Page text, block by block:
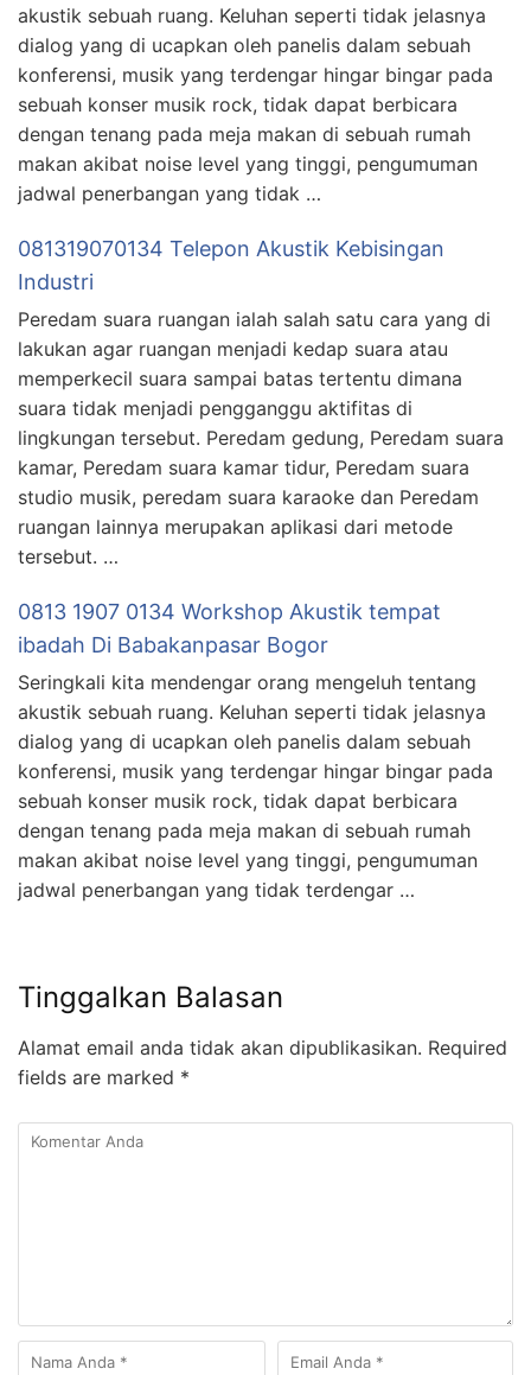
akustik sebuah ruang. Keluhan seperti tidak jelasnya
dialog yang di ucapkan oleh panelis dalam sebuah
konferensi, musik yang terdengar hingar bingar pada
sebuah konser musik rock, tidak dapat berbicara
dengan tenang pada meja makan di sebuah rumah
makan akibat noise level yang tinggi, pengumuman
jadwal penerbangan yang tidak …
081319070134 Telepon Akustik Kebisingan
Industri
Peredam suara ruangan ialah salah satu cara yang di
lakukan agar ruangan menjadi kedap suara atau
memperkecil suara sampai batas tertentu dimana
suara tidak menjadi pengganggu aktifitas di
lingkungan tersebut. Peredam gedung, Peredam suara
kamar, Peredam suara kamar tidur, Peredam suara
studio musik, peredam suara karaoke dan Peredam
ruangan lainnya merupakan aplikasi dari metode
tersebut. …
0813 1907 0134 Workshop Akustik tempat
ibadah Di Babakanpasar Bogor
Seringkali kita mendengar orang mengeluh tentang
akustik sebuah ruang. Keluhan seperti tidak jelasnya
dialog yang di ucapkan oleh panelis dalam sebuah
konferensi, musik yang terdengar hingar bingar pada
sebuah konser musik rock, tidak dapat berbicara
dengan tenang pada meja makan di sebuah rumah
makan akibat noise level yang tinggi, pengumuman
jadwal penerbangan yang tidak terdengar …
Tinggalkan Balasan
Alamat email anda tidak akan dipublikasikan. Required
fields are marked *